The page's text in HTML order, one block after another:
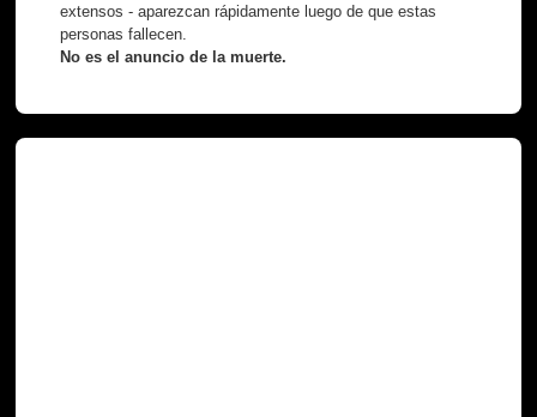
extensos - aparezcan rápidamente luego de que estas
personas fallecen.
No es el anuncio de la muerte.